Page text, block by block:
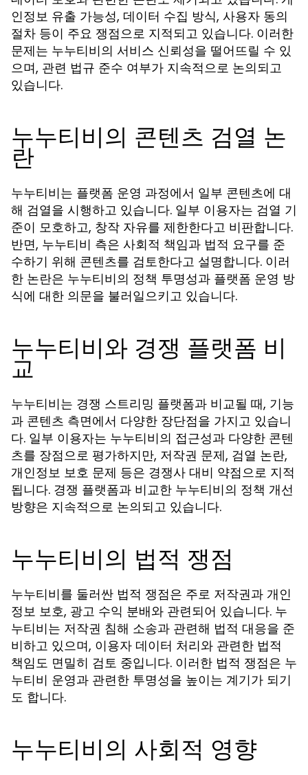
인정보 유출 가능성, 데이터 수집 방식, 사용자 동의
절차 등이 주요 쟁점으로 지적되고 있습니다. 이러한
문제는 누누티비의 서비스 신뢰성을 떨어뜨릴 수 있
으며, 관련 법규 준수 여부가 지속적으로 논의되고
있습니다.
누누티비의 콘텐츠 검열 논
란
누누티비는 플랫폼 운영 과정에서 일부 콘텐츠에 대
해 검열을 시행하고 있습니다. 일부 이용자는 검열 기
준이 모호하고, 창작 자유를 제한한다고 비판합니다.
반면, 누누티비 측은 사회적 책임과 법적 요구를 준
수하기 위해 콘텐츠를 검토한다고 설명합니다. 이러
한 논란은 누누티비의 정책 투명성과 플랫폼 운영 방
식에 대한 의문을 불러일으키고 있습니다.
누누티비와 경쟁 플랫폼 비
교
누누티비는 경쟁 스트리밍 플랫폼과 비교될 때, 기능
과 콘텐츠 측면에서 다양한 장단점을 가지고 있습니
다. 일부 이용자는 누누티비의 접근성과 다양한 콘텐
츠를 장점으로 평가하지만, 저작권 문제, 검열 논란,
개인정보 보호 문제 등은 경쟁사 대비 약점으로 지적
됩니다. 경쟁 플랫폼과 비교한 누누티비의 정책 개선
방향은 지속적으로 논의되고 있습니다.
누누티비의 법적 쟁점
누누티비를 둘러싼 법적 쟁점은 주로 저작권과 개인
정보 보호, 광고 수익 분배와 관련되어 있습니다. 누
누티비는 저작권 침해 소송과 관련해 법적 대응을 준
비하고 있으며, 이용자 데이터 처리와 관련한 법적
책임도 면밀히 검토 중입니다. 이러한 법적 쟁점은 누
누티비 운영과 관련한 투명성을 높이는 계기가 되기
도 합니다.
누누티비의 사회적 영향